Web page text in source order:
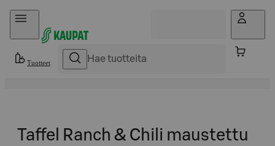
Hyppää sisältöön
Tuotteet
Taffel Ranch & Chili maustettu